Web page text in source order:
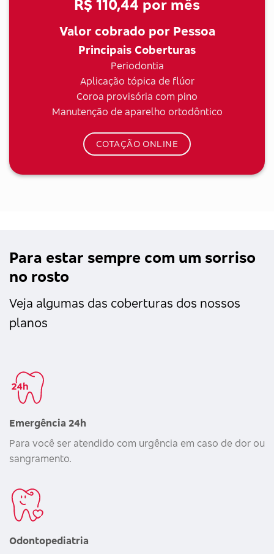
R$ 110,44 por mês
Valor cobrado por Pessoa
Principais Coberturas
Periodontia
Aplicação tópica de flúor
Coroa provisória com pino
Manutenção de aparelho ortodôntico
COTAÇÃO ONLINE
Para estar sempre com um sorriso
no rosto
Veja algumas das coberturas dos nossos
planos
Emergência 24h
Para você ser atendido com urgência em caso de dor ou
sangramento.
Odontopediatria